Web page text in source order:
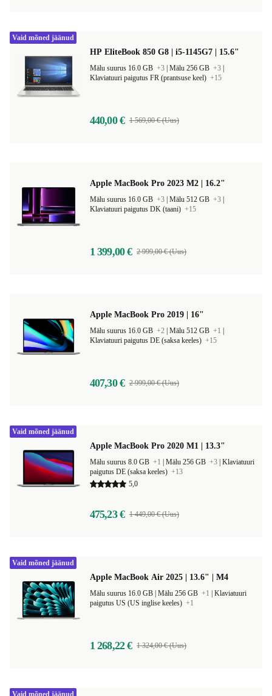
HP EliteBook 850 G8 | i5-1145G7 | 15.6"
Mälu suurus 16.0 GB +3 Mälu 256 GB +3
Klaviatuuri paigutus FR (prantsuse keel) +15
440,00 € 1 569,00 € (Uus)
Vaid mõned jäänud
Apple MacBook Pro 2023 M2 | 16.2"
Mälu suurus 16.0 GB +3 Mälu 512 GB +3
Klaviatuuri paigutus DK (taani) +15
1 399,00 € 2 999,00 € (Uus)
Apple MacBook Pro 2019 | 16"
Mälu suurus 16.0 GB +2 Mälu 512 GB +1
Klaviatuuri paigutus DE (saksa keeles) +15
407,30 € 2 999,00 € (Uus)
Apple MacBook Pro 2020 M1 | 13.3"
Mälu suurus 8.0 GB +1 Mälu 256 GB +3 Klaviatuuri
paigutus DE (saksa keeles) +13
5,0
475,23 € 1 449,00 € (Uus)
Vaid mõned jäänud
Apple MacBook Air 2025 | 13.6" | M4
Mälu 256 GB +1
Klaviatuuri
paigutus US (US inglise keeles) +1
1 268,22 € 1 324,00 € (Uus)
Vaid mõned jäänud
Vaid mõned jäänud